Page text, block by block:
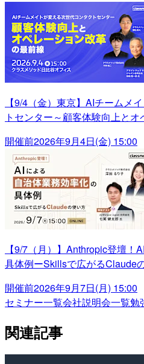
【9/4（金）東京】AIチームメ
トセンター～顧客体験向上と
開催前2026年9月4日(金) 15:00
【9/7（月）】Anthropic登壇
具体例ーSkillsで広がるClaude
開催前2026年9月7日(月) 15:00
セミナー一覧会社説明会一覧勉
関連記事